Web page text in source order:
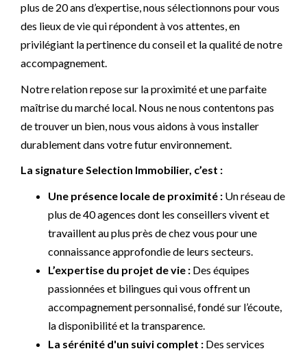
plus de 20 ans d’expertise, nous sélectionnons pour vous
des lieux de vie qui répondent à vos attentes, en
privilégiant la pertinence du conseil et la qualité de notre
accompagnement.
Notre relation repose sur la proximité et une parfaite
maîtrise du marché local. Nous ne nous contentons pas
de trouver un bien, nous vous aidons à vous installer
durablement dans votre futur environnement.
La signature Selection Immobilier, c’est :
Une présence locale de proximité : Un réseau de
plus de 40 agences dont les conseillers vivent et
travaillent au plus près de chez vous pour une
connaissance approfondie de leurs secteurs.
L’expertise du projet de vie : Des équipes
passionnées et bilingues qui vous offrent un
accompagnement personnalisé, fondé sur l’écoute,
la disponibilité et la transparence.
La sérénité d'un suivi complet : Des services